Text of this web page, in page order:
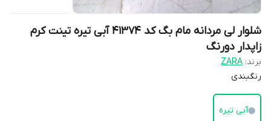
شلوار لی مردانه مام بگ کد 41374 آبی تیره تینت کرم
زاپدار دورنگ
برند: ZARA
رنگبندی
آبی تیره